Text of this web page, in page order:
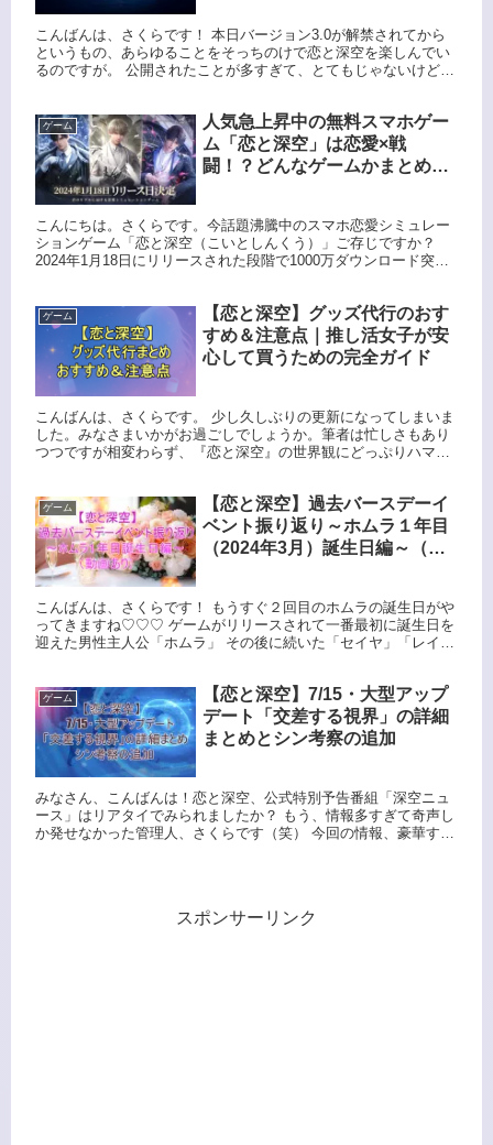
こんばんは、さくらです！ 本日バージョン3.0が解禁されてから
というもの、あらゆることをそっちのけで恋と深空を楽しんでい
るのですが。 公開されたことが多すぎて、とてもじゃないけど消
ゲーム
人気急上昇中の無料スマホゲー
ム「恋と深空」は恋愛×戦
闘！？どんなゲームかまとめて
こんにちは。さくらです。今話題沸騰中のスマホ恋愛シミュレー
ションゲーム「恋と深空（こいとしんくう）」ご存じですか？
2024年1月18日にリリースされた段階で1000万ダウンロード突破
ゲーム
【恋と深空】グッズ代行のおす
すめ＆注意点｜推し活女子が安
心して買うための完全ガイド
こんばんは、さくらです。 少し久しぶりの更新になってしまいま
した。みなさまいかがお過ごしでしょうか。筆者は忙しさもあり
つつですが相変わらず、『恋と深空』の世界観にどっぷりハマっ
ゲーム
【恋と深空】過去バースデーイ
ベント振り返り～ホムラ１年目
（2024年3月）誕生日編～（動
こんばんは、さくらです！ もうすぐ２回目のホムラの誕生日がや
ってきますね♡♡♡ ゲームがリリースされて一番最初に誕生日を
迎えた男性主人公「ホムラ」 その後に続いた「セイヤ」「レイ」
ゲーム
【恋と深空】7/15・大型アップ
デート「交差する視界」の詳細
まとめとシン考察の追加
みなさん、こんばんは！恋と深空、公式特別予告番組「深空ニュ
ース」はリアタイでみられましたか？ もう、情報多すぎて奇声し
か発せなかった管理人、さくらです（笑） 今回の情報、豪華すぎ
スポンサーリンク